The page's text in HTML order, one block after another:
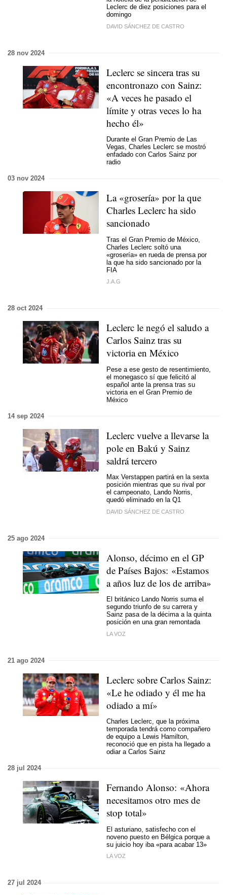
Leclerc de diez posiciones para el
domingo
DAVID SÁNCHEZ DE CASTRO
28 nov 2024
Leclerc se sincera tras su
encontronazo con Sainz:
«A veces he pasado el
límite y otras veces lo ha
hecho él»
Durante el Gran Premio de Las
Vegas, Charles Leclerc se mostró
enfadado con Carlos Sainz por
radio
03 nov 2024
La «grosería» por la que
Charles Leclerc ha sido
sancionado
Tras el Gran Premio de México,
Charles Leclerc soltó una
«grosería» en rueda de prensa por
la que ha sido sancionado por la
FIA
J.A.G
28 oct 2024
Leclerc le negó el saludo a
Carlos Sainz tras su
victoria en México
Pese a ese gesto de resentimiento,
el monegasco sí que felicitó al
español ante la prensa tras su
victoria en el Gran Premio de
México
14 sep 2024
Leclerc vuelve a llevarse la
pole en Bakú y Sainz
saldrá tercero
Max Verstappen partirá en la sexta
posición mientras que su rival por
el campeonato, Lando Norris,
quedó eliminado en la Q1
DAVID SÁNCHEZ DE CASTRO
25 ago 2024
Alonso, décimo en el GP
de Países Bajos: «Estamos
a años luz de los de arriba»
El británico Lando Norris suma el
segundo triunfo de su carrera y
Sainz pasa de la décima a la quinta
posición en una gran remontada
LA VOZ
21 ago 2024
Leclerc sobre Carlos Sainz:
«Le he odiado y él me ha
odiado a mí»
Charles Leclerc, que la próxima
temporada tendrá como compañero
de equipo a Lewis Hamilton,
reconoció que en pista ha llegado a
odiar a Carlos Sainz
28 jul 2024
Fernando Alonso: «Ahora
necesitamos otro mes de
stop total»
El asturiano, satisfecho con el
noveno puesto en Bélgica porque a
su juicio hoy iba «para acabar 13»
LA VOZ
27 jul 2024